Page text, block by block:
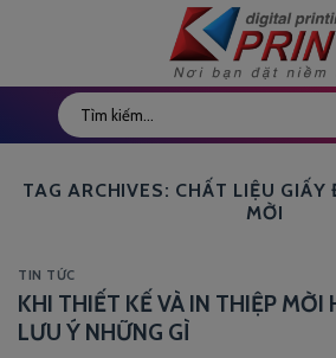
TAG ARCHIVES: CHẤT LIỆU GIẤY
MỜI
TIN TỨC
KHI THIẾT KẾ VÀ IN THIỆP MỜI
LƯU Ý NHỮNG GÌ